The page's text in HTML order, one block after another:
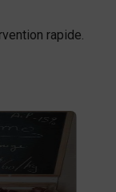
rapide.